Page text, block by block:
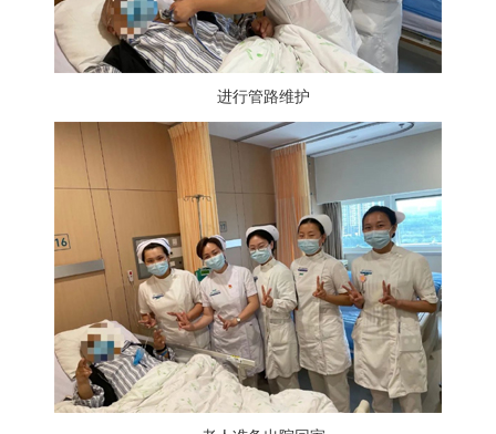
进行管路维护